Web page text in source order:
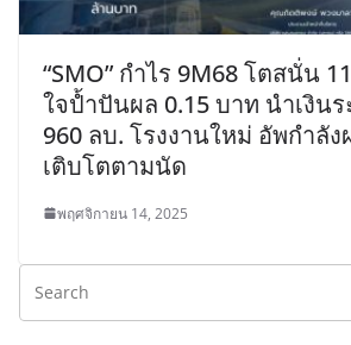
“SMO” กำไร 9M68 โตสนั่น
ใจป้ำปันผล 0.15 บาท นำเงิน
960 ลบ. โรงงานใหม่ อัพกำลั
เติบโตตามนัด
พฤศจิกายน 14, 2025